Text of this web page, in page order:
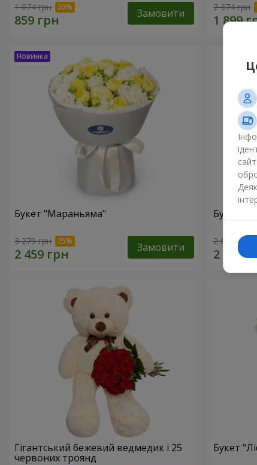
1 074 грн Замовити 2 374 грн
Букет "Мараньяма"
3 279 грн Замовити
Букет
2 621 грн
Гігантський бежевий ведмедик і 25
червоних троянд
Букет